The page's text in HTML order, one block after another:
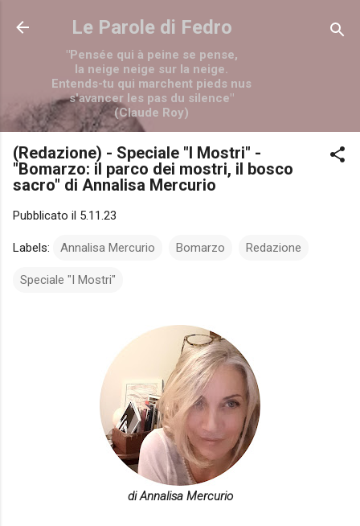
Passa ai contenuti principali
Le Parole di Fedro
"Pensée qui à peine se pense,
la neige neige sur la neige.
Entends-tu qui marchent pieds nus
s'avancer les pas du silence"
(Claude Roy)
(Redazione) - Speciale "I Mostri" -
"Bomarzo: il parco dei mostri, il bosco
sacro" di Annalisa Mercurio
Pubblicato il 5.11.23
Labels: Annalisa Mercurio Bomarzo Redazione
Speciale "I Mostri"
di Annalisa Mercurio